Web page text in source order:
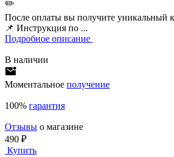
✏️
После оплаты вы получите уникальный
📌 Инструкция по ...
Подробное описание
В наличии
Моментальное получение
100% гарантия
Отзывы о магазине
490 ₽
Купить